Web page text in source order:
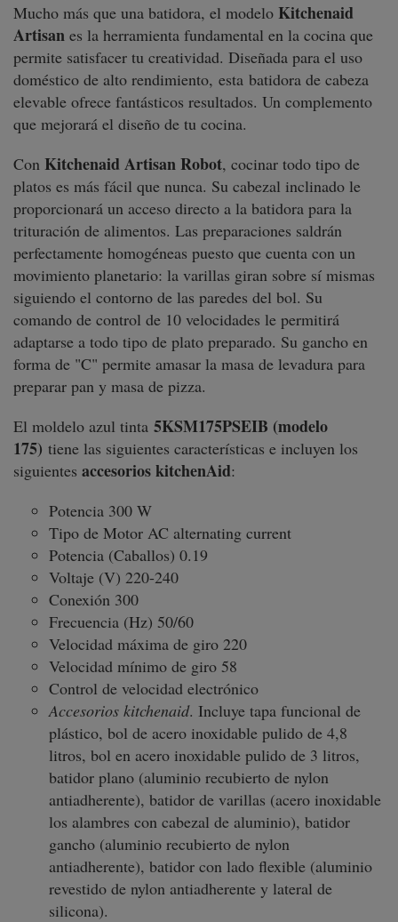
Mucho más que una batidora, el modelo Kitchenaid
Artisan es la herramienta fundamental en la cocina que
permite satisfacer tu creatividad. Diseñada para el uso
doméstico de alto rendimiento, esta batidora de cabeza
elevable ofrece fantásticos resultados. Un complemento
que mejorará el diseño de tu cocina.
Con Kitchenaid Artisan Robot, cocinar todo tipo de
platos es más fácil que nunca. Su cabezal inclinado le
proporcionará un acceso directo a la batidora para la
trituración de alimentos. Las preparaciones saldrán
perfectamente homogéneas puesto que cuenta con un
movimiento planetario: la varillas giran sobre sí mismas
siguiendo el contorno de las paredes del bol. Su
comando de control de 10 velocidades le permitirá
adaptarse a todo tipo de plato preparado. Su gancho en
forma de "C" permite amasar la masa de levadura para
preparar pan y masa de pizza.
El moldelo azul tinta 5KSM175PSEIB (modelo
175) tiene las siguientes características e incluyen los
siguientes accesorios kitchenAid:
Potencia 300 W
Tipo de Motor AC alternating current
Potencia (Caballos) 0.19
Voltaje (V) 220-240
Conexión 300
Frecuencia (Hz) 50/60
Velocidad máxima de giro 220
Velocidad mínimo de giro 58
Control de velocidad electrónico
Accesorios kitchenaid. Incluye tapa funcional de
plástico, bol de acero inoxidable pulido de 4,8
litros, bol en acero inoxidable pulido de 3 litros,
batidor plano (aluminio recubierto de nylon
antiadherente), batidor de varillas (acero inoxidable
los alambres con cabezal de aluminio), batidor
gancho (aluminio recubierto de nylon
antiadherente), batidor con lado flexible (aluminio
revestido de nylon antiadherente y lateral de
silicona).